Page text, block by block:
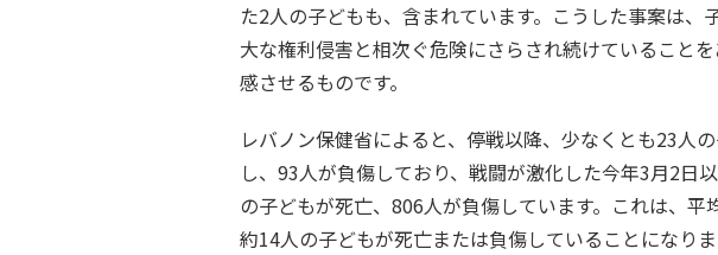
た2人の子どもも、含まれています。こうした事案は、
大な権利侵害と相次ぐ危険にさらされ続けていること
感させるものです。
レバノン保健省によると、停戦以降、少なくとも23人
し、93人が負傷しており、戦闘が激化した今年3月2日
の子どもが死亡、806人が負傷しています。これは、平
約14人の子どもが死亡または負傷していることになりま